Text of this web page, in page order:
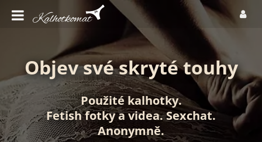
Objev své skryté touhy
Použité kalhotky.
Fetish fotkyavidea.Sexchat.
Anonymně.